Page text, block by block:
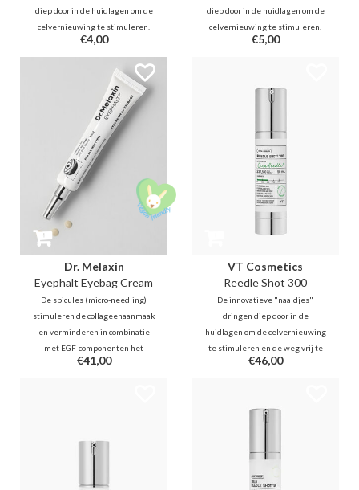
diep door in de huidlagen om de
celvernieuwing te stimuleren.
Terwijl st. 1 de huid verzacht met
CICA en de weg vrijmaakt voor
actieve ingrediënten, levert het
st.2 masker wonderbaarlijke
resultaten in minder dan 20
minuten
€4,00
diep door in de huidlagen om de
celvernieuwing te stimuleren.
Terwijl st. 1 de huid verzacht met
st.2 masker wonderbaarlijke
€5,00
Dr. Melaxin
Eyephalt Eyebag Cream
De spicules (micro-needling)
stimuleren de collageenaanmaak
en verminderen in combinatie
met EGF-componenten het
verlies van huidelasticiteit. Een
€41,00
VT Cosmetics
Reedle Shot 300
De innovatieve "naaldjes"
dringen diep door in de
huidlagen om de celvernieuwing
te stimuleren en de weg vrij te
maken voor actieve ingrediënten
in het verbeteren van de
€46,00